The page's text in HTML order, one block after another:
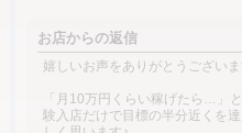
お店からの返信
嬉しいお声をありがとうございま
「月10万円くらい稼げたら…」
験入店だけで目標の半分近くを